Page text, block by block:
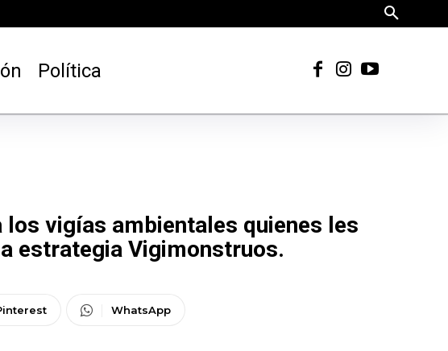
Política
vigías ambientales quienes les
estrategia Vigimonstruos.
WhatsApp